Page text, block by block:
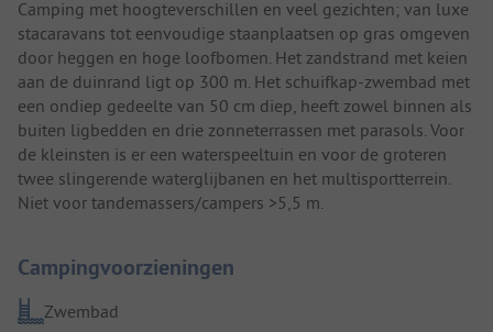
Camping met hoogteverschillen en veel gezichten; van luxe
stacaravans tot eenvoudige staanplaatsen op gras omgeven
door heggen en hoge loofbomen. Het zandstrand met keien
aan de duinrand ligt op 300 m. Het schuifkap-zwembad met
een ondiep gedeelte van 50 cm diep, heeft zowel binnen als
buiten ligbedden en drie zonneterrassen met parasols. Voor
de kleinsten is er een waterspeeltuin en voor de groteren
twee slingerende waterglijbanen en het multisportterrein.
Niet voor tandemassers/campers >5,5 m.
Campingvoorzieningen
Zwembad